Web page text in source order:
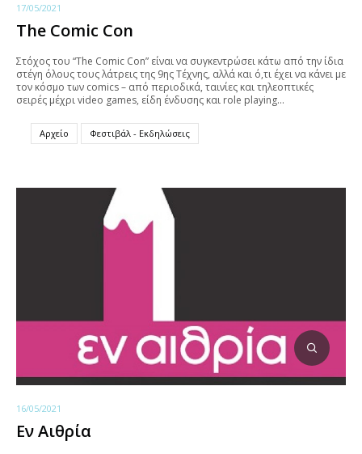
17/05/2021
The Comic Con
Στόχος του “The Comic Con” είναι να συγκεντρώσει κάτω από την ίδια
στέγη όλους τους λάτρεις της 9ης Τέχνης, αλλά και ό,τι έχει να κάνει με
τον κόσμο των comics – από περιοδικά, ταινίες και τηλεοπτικές
σειρές μέχρι video games, είδη ένδυσης και role playing…
Αρχείο Φεστιβάλ - Εκδηλώσεις
16/05/2021
Εν Αιθρία